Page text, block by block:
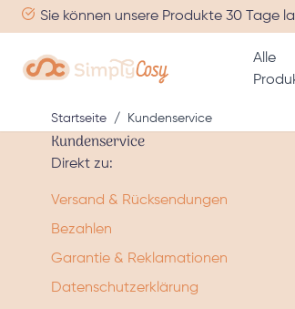
Zum Inhalt springen
Sie können unsere Produkte 30 Tage
Alle
Startseite / Kundenservice
Kundenservice
Direkt zu:
Versand & Rücksendungen
Bezahlen
Garantie & Reklamationen
Datenschutzerklärung